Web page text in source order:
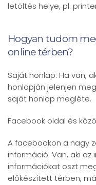
letöltés helye, pl.
Hogyan tudom
online térben?
Saját honlap: Ha van,
honlapján jelenjen
saját honlap megléte.
Facebook oldal és
A facebookon a nagy
információ. Van, aki
információkat oszt
előkészített térben,